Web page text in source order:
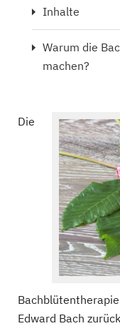
Inhalte
Warum die
machen?
Die
Edward Bach